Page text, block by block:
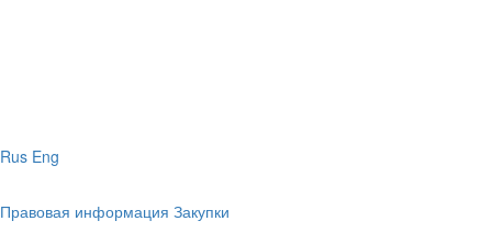
Rus Eng
Правовая информация Закупки